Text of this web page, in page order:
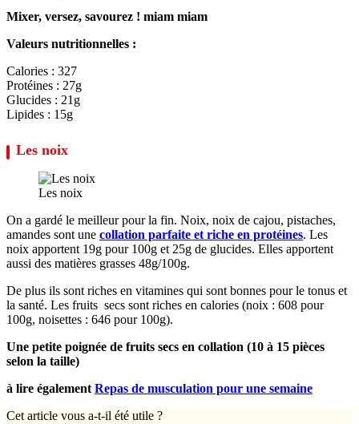
Mixer, versez, savourez ! miam miam
Valeurs nutritionnelles :
Calories : 327
Protéines : 27g
Glucides : 21g
Lipides : 15g
Les noix
Les noix
On a gardé le meilleur pour la fin. Noix, noix de cajou, pistaches,
amandes sont une collation parfaite et riche en protéines. Les
noix apportent 19g pour 100g et 25g de glucides. Elles apportent
aussi des matières grasses 48g/100g.
De plus ils sont riches en vitamines qui sont bonnes pour le tonus et
la santé. Les fruits secs sont riches en calories (noix : 608 pour
100g, noisettes : 646 pour 100g).
Une petite poignée de fruits secs en collation (10 à 15 pièces
selon la taille)
à lire également Repas de musculation pour une semaine
Cet article vous a-t-il été utile ?